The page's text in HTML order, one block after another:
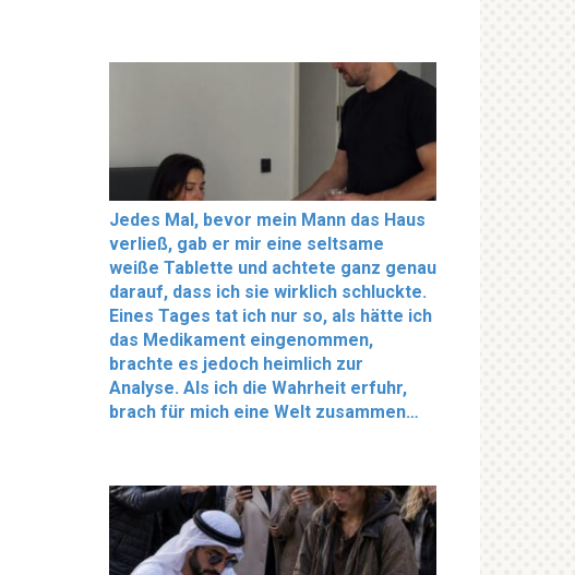
Jedes Mal, bevor mein Mann das Haus
verließ, gab er mir eine seltsame
weiße Tablette und achtete ganz genau
darauf, dass ich sie wirklich schluckte.
Eines Tages tat ich nur so, als hätte ich
das Medikament eingenommen,
brachte es jedoch heimlich zur
Analyse. Als ich die Wahrheit erfuhr,
brach für mich eine Welt zusammen…